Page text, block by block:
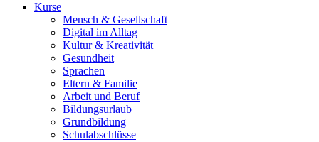
Kurse
Mensch & Gesellschaft
Digital im Alltag
Kultur & Kreativität
Gesundheit
Sprachen
Eltern & Familie
Arbeit und Beruf
Bildungsurlaub
Grundbildung
Schulabschlüsse